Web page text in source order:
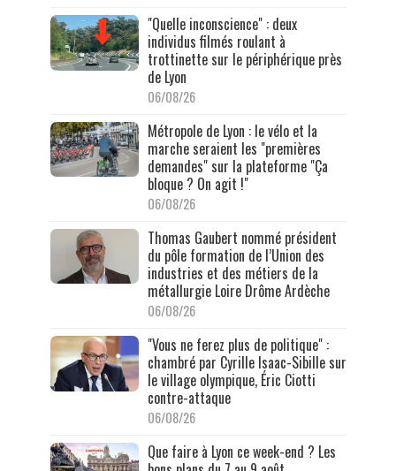
"Quelle inconscience" : deux
individus filmés roulant à
trottinette sur le périphérique près
de Lyon
06/08/26
Métropole de Lyon : le vélo et la
marche seraient les "premières
demandes" sur la plateforme "Ça
bloque ? On agit !"
06/08/26
Thomas Gaubert nommé président
du pôle formation de l’Union des
industries et des métiers de la
métallurgie Loire Drôme Ardèche
06/08/26
"Vous ne ferez plus de politique" :
chambré par Cyrille Isaac-Sibille sur
le village olympique, Éric Ciotti
contre-attaque
06/08/26
Que faire à Lyon ce week-end ? Les